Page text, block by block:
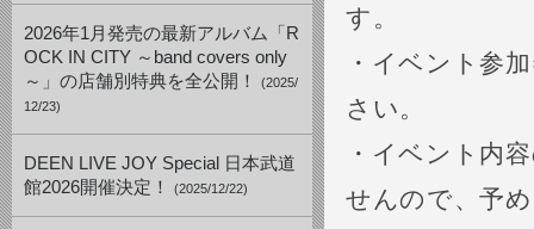
2026年1月発売の最新アルバム「R
OCK IN CITY ～band covers only
～」の店舗別特典を全公開！
(2025/
12/23)
DEEN LIVE JOY Special 日本武道
館2026開催決定！
(2025/12/22)
す。
・イベント参
さい。
・イベント内
せんので、予